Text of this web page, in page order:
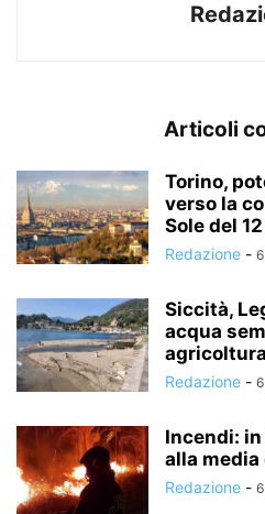
Articoli
Torino,
verso la
Sole del
Redazione -
Siccità,
acqua
Redazione -
Incendi:
alla
Redazione -